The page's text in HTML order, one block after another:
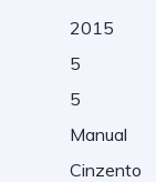
2015
5
5
Manual
Cinzento